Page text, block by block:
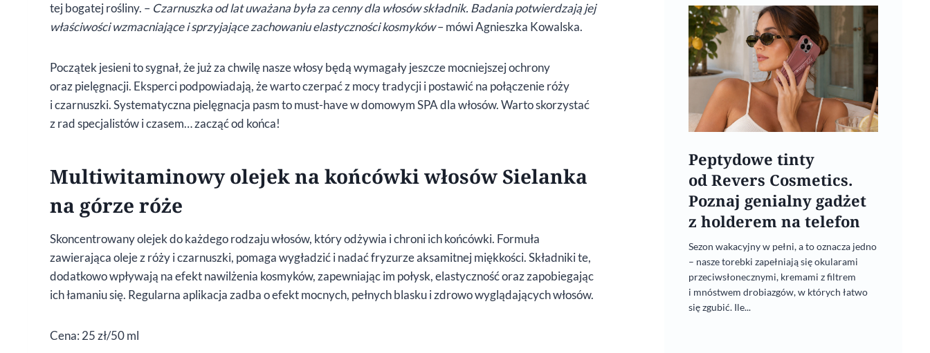
tej bogatej rośliny. – Czarnuszka od lat uważana była za cenny dla włosów składnik. Badania potwierdzają jej
właściwości wzmacniające i sprzyjające zachowaniu elastyczności kosmyków– mówi Agnieszka Kowalska.
Początek jesieni to sygnał, że już za chwilę nasze włosy będą wymagały jeszcze mocniejszej ochrony
oraz pielęgnacji. Eksperci podpowiadają, że warto czerpać z mocy tradycji i postawić na połączenie róży
i czarnuszki. Systematyczna pielęgnacja pasm to must-have w domowym SPA dla włosów. Warto skorzystać
z rad specjalistów i czasem… zacząć od końca!
Multiwitaminowy olejek na końcówki włosów Sielanka
na górze róże
Skoncentrowany olejek do każdego rodzaju włosów, który odżywia i chroni ich końcówki. Formuła
zawierająca oleje z róży i czarnuszki, pomaga wygładzić i nadać fryzurze aksamitnej miękkości. Składniki te,
dodatkowo wpływają na efekt nawilżenia kosmyków, zapewniając im połysk, elastyczność oraz zapobiegając
ich łamaniu się. Regularna aplikacja zadba o efekt mocnych, pełnych blasku i zdrowo wyglądających włosów.
Cena: 25 zł/50 ml
Peptydowe tinty
od Revers Cosmetics.
Poznaj genialny gadżet
z holderem na telefon
Sezon wakacyjny w pełni, a to oznacza jedno
– nasze torebki zapełniają się okularami
przeciwsłonecznymi, kremami z filtrem
i mnóstwem drobiazgów, w których łatwo
się zgubić. Ile...